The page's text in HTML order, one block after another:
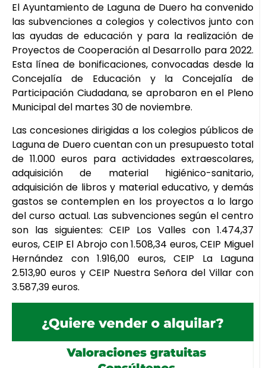
El Ayuntamiento de Laguna de Duero ha convenido
las subvenciones a colegios y colectivos junto con
las ayudas de educación y para la realización de
Proyectos de Cooperación al Desarrollo para 2022.
Esta línea de bonificaciones, convocadas desde la
Concejalía de Educación y la Concejalía de
Participación Ciudadana, se aprobaron en el Pleno
Municipal del martes 30 de noviembre.
Las concesiones dirigidas a los colegios públicos de
Laguna de Duero cuentan con un presupuesto total
de 11.000 euros para actividades extraescolares,
adquisición de material higiénico-sanitario,
adquisición de libros y material educativo, y demás
gastos se contemplen en los proyectos a lo largo
del curso actual. Las subvenciones según el centro
son las siguientes: CEIP Los Valles con 1.474,37
euros, CEIP El Abrojo con 1.508,34 euros, CEIP Miguel
Hernández con 1.916,00 euros, CEIP La Laguna
2.513,90 euros y CEIP Nuestra Señora del Villar con
3.587,39 euros.